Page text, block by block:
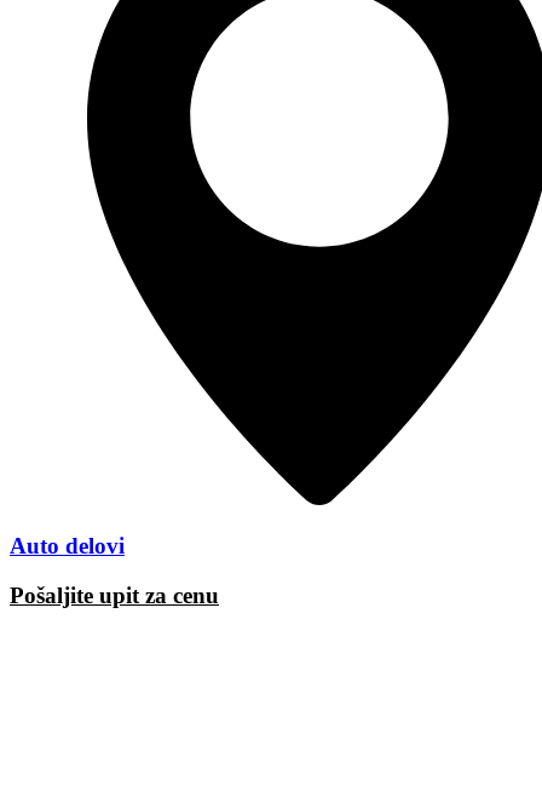
Auto delovi
Pošaljite upit za cenu